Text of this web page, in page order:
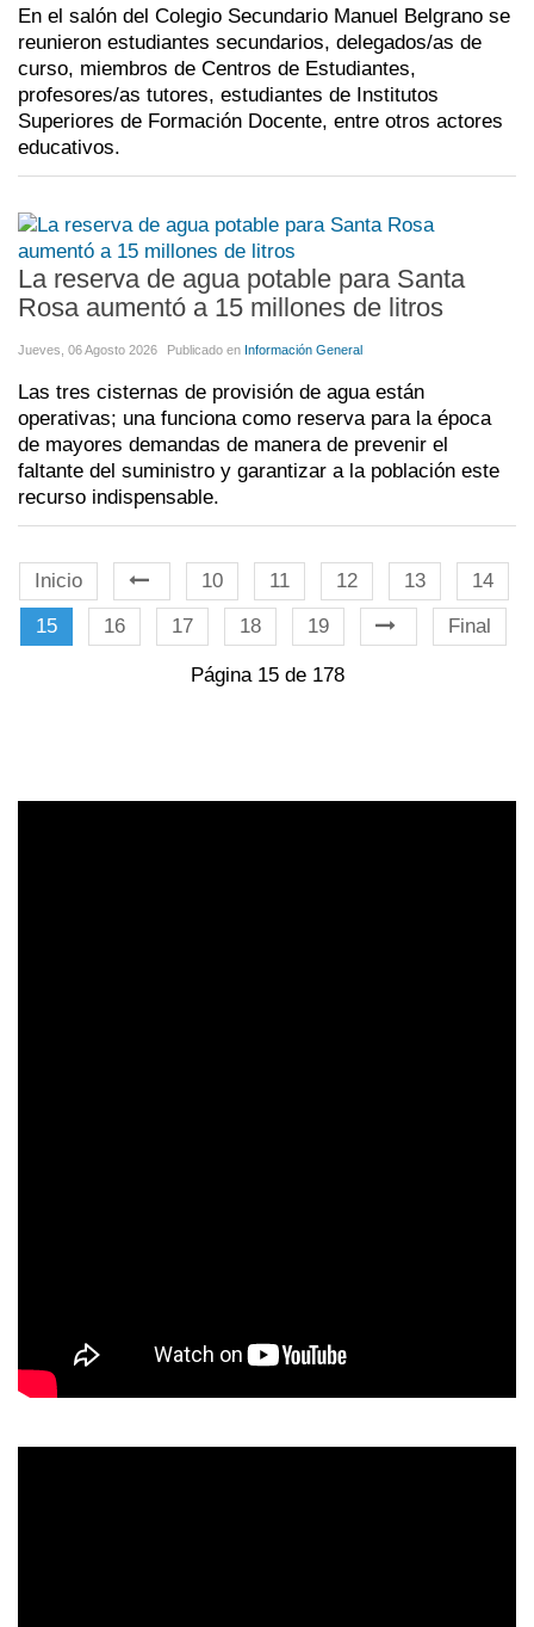
En el salón del Colegio Secundario Manuel Belgrano se
reunieron estudiantes secundarios, delegados/as de
curso, miembros de Centros de Estudiantes,
profesores/as tutores, estudiantes de Institutos
Superiores de Formación Docente, entre otros actores
educativos.
La reserva de agua potable para Santa
Rosa aumentó a 15 millones de litros
Jueves, 06 Agosto 2026 Publicado en Información General
Las tres cisternas de provisión de agua están
operativas; una funciona como reserva para la época
de mayores demandas de manera de prevenir el
faltante del suministro y garantizar a la población este
recurso indispensable.
Inicio 10 11 12 13
14
15
16 17 18 19 Final
Página 15 de 178